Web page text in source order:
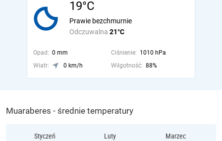
19°C
Odczuwalna 21°C
Prawie bezchmurnie
Opad: 0 mm Ciśnienie: 1010 hPa
Wiatr:
0 km/h Wilgotność: 88%
Muaraberes - średnie temperatury
Styczeń Luty Marzec